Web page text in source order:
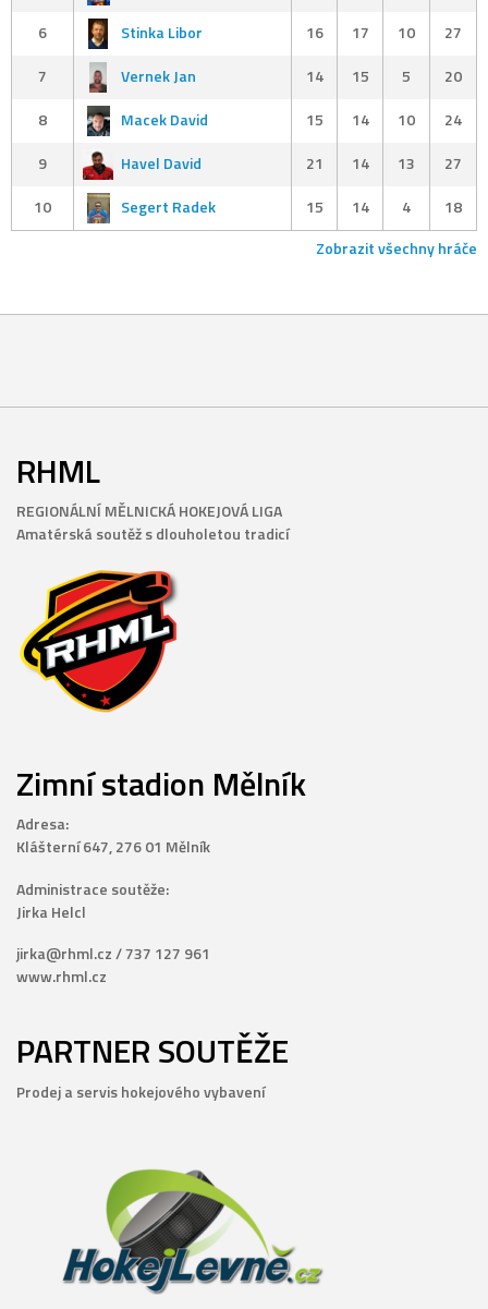
6
Stinka Libor 16 17 10
27
7
Vernek Jan 14 15 5
20
8
Macek David 15 14 10
24
9
Havel David 21 14 13
27
10
Segert Radek 15 14 4
18
Zobrazit všechny hráče
RHML
REGIONÁLNÍ MĚLNICKÁ HOKEJOVÁ LIGA
Amatérská soutěž s dlouholetou tradicí
Zimní stadion Mělník
Adresa:
Klášterní 647, 276 01 Mělník
Administrace soutěže:
Jirka Helcl
jirka@rhml.cz / 737 127 961
www.rhml.cz
PARTNER SOUTĚŽE
Prodej a servis hokejového vybavení